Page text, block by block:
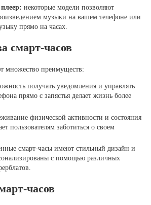
некоторые модели позволяют
музыки на вашем телефоне или
прямо на часах.
смарт-часов
множество преимуществ:
получать уведомления и управлять
прямо с запястья делает жизнь более
физической активности и состояния
пользователям заботиться о своем
смарт-часы имеют стильный дизайн и
с помощью различных
часов